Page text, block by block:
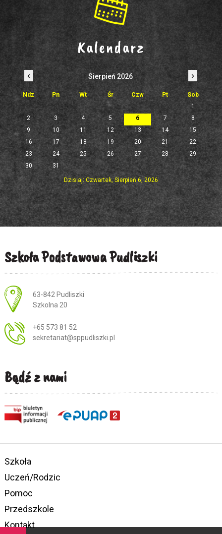
Kalendarz
‹ Sierpień 2026 ›
Ndz Pn Wt Śr Czw Pt
Sob
1
2
3 4 5 6 7
8
9
10 11 12 13 14
15
16
17 18 19 20 21
22
23
24 25 26 27 28
29
30
31
Dzisiaj: Czwartek, Sierpień 6, 2026
Szkoła Podstawowa Pudliszki
Adres pocztowy:
63-842 Pudliszki
Szkolna 20
+65 573 81 52
sekretariat@sppudliszki.pl
Bądź z nami
Szkoła
Uczeń/Rodzic
Pomoc
Przedszkole
Kontakt